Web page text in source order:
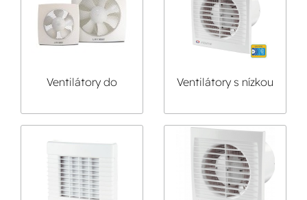
Ventilátory do
prostor
Ventilátory s nízkou